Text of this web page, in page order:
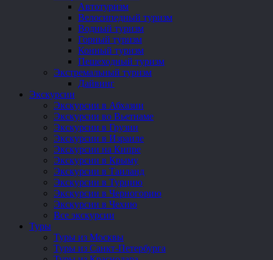
Автотуризм
Велосипедный туризм
Водный туризм
Горный туризм
Конный туризм
Пешеходный туризм
Экстремальный туризм
Дайвинг
Экскурсии
Экскурсии в Абхазии
Экскурсии во Вьетнаме
Экскурсии в Грузии
Экскурсии в Израиле
Экскурсии на Кипре
Экскурсии в Крыму
Экскурсии в Таиланд
Экскурсии в Турцию
Экскурсии в Черногорию
Экскурсии в Чехию
Все экскурсии
Туры
Туры из Москвы
Туры из Санкт-Петербурга